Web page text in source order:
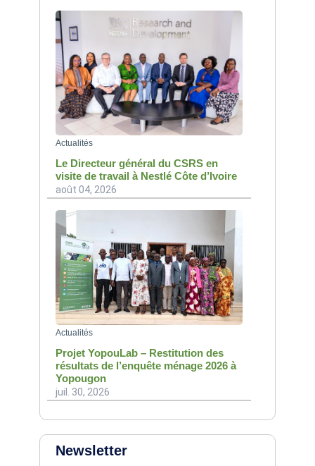
Actualités
Le Directeur général du CSRS en
visite de travail à Nestlé Côte d’Ivoire
août 04, 2026
Actualités
Projet YopouLab – Restitution des
résultats de l’enquête ménage 2026 à
Yopougon
juil. 30, 2026
Newsletter